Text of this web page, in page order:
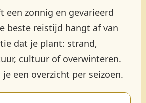
een zonnig en gevarieerd
beste reistijd hangt af van
dat je plant: strand,
cultuur of overwinteren.
een overzicht per seizoen.